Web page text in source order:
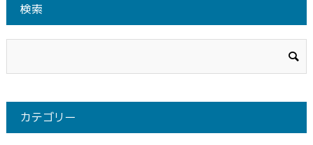
検索
カテゴリー